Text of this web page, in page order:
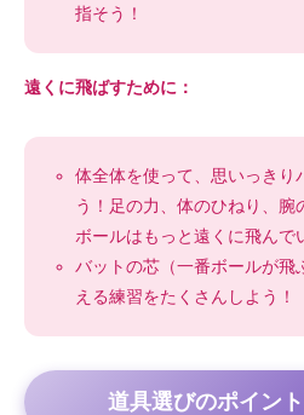
指そう！
遠くに飛ばすために：
体全体を使って、思いっきり
う！足の力、体のひねり、腕
ボールはもっと遠くに飛んで
バットの芯（一番ボールが飛
える練習をたくさんしよう！
道具選びのポイン